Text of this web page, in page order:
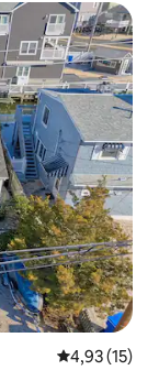
Prosječna
4,93 (15)